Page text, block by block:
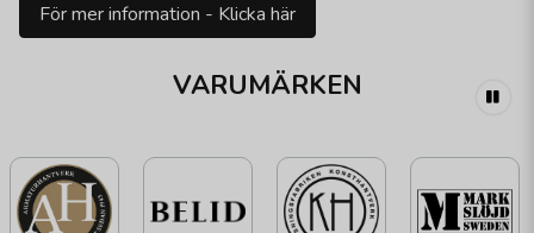
För mer information - Klicka här
VARUMÄRKEN